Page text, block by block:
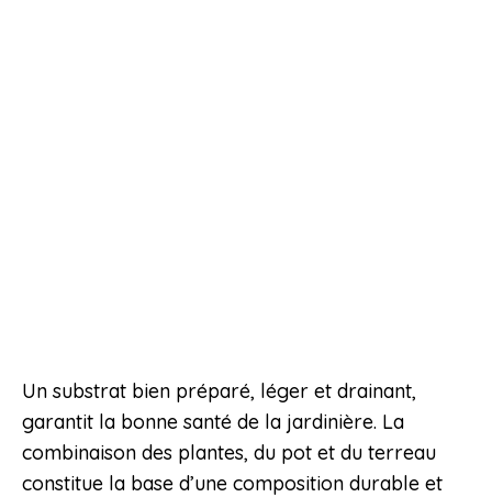
Un substrat bien préparé, léger et drainant,
garantit la bonne santé de la jardinière. La
combinaison des plantes, du pot et du terreau
constitue la base d’une composition durable et